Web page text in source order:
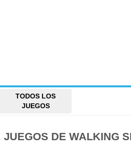
TODOS LOS
JUEGOS
JUEGOS DE WALKING